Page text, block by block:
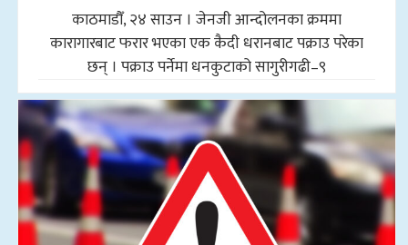
काठमाडौँ, २४ साउन । जेनजी आन्दोलनका क्रममा
कारागारबाट फरार भएका एक कैदी धरानबाट पक्राउ परेका
छन् । पक्राउ पर्नेमा धनकुटाको सागुरीगढी–९